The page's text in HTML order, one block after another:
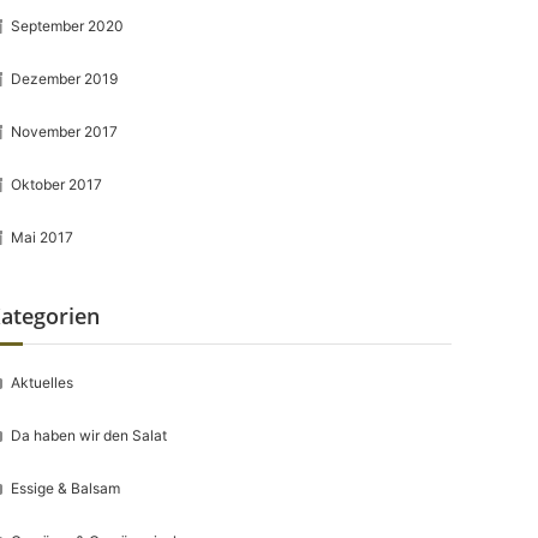
September 2020
Dezember 2019
November 2017
Oktober 2017
Mai 2017
Aktuelles
Da haben wir den Salat
Essige & Balsam